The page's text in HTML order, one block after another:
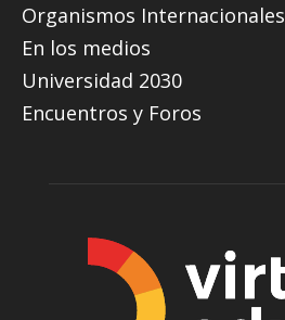
Organismos Internacionales
En los medios
Universidad 2030
Encuentros y Foros